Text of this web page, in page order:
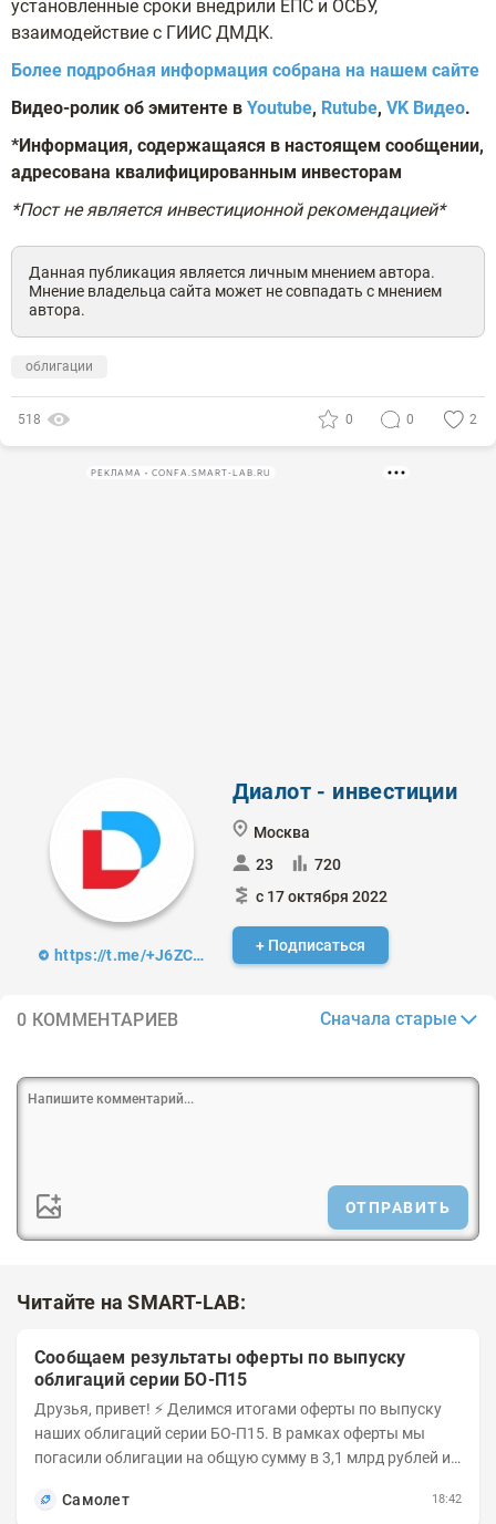
установленные сроки внедрили ЕПС и ОСБУ,
взаимодействие с ГИИС ДМДК.
Более подробная информация собрана на нашем сайте
Видео-ролик об эмитенте в Youtube, Rutube, VK Видео.
*Информация, содержащаяся в настоящем сообщении,
адресована квалифицированным инвесторам
*Пост не является инвестиционной рекомендацией*
Данная публикация является личным мнением автора.
Мнение владельца сайта может не совпадать с мнением
автора.
облигации
518 0 0 2
РЕКЛАМА • CONFA.SMART-LAB.RU
https://t.me/+J6ZCa9Ua50JlMWYy
Диалот - инвестиции
Москва
23
720
с 17 октября 2022
+ Подписаться
0 КОММЕНТАРИЕВ Сначала старые
ОТПРАВИТЬ
Читайте на SMART-LAB:
Сообщаем результаты оферты по выпуску
облигаций серии БО-П15
Друзья, привет! ⚡️ Делимся итогами оферты по выпуску
наших облигаций серии БО-П15. В рамках оферты мы
погасили облигации на общую сумму в 3,1 млрд рублей из
Самолет
18:42